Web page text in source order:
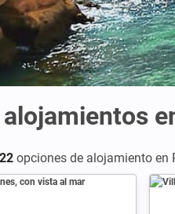
alojamientos
opciones de alojamiento en